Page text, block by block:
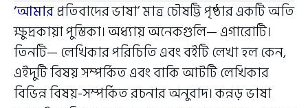
‘আমারপ্রতিবাদের ভাষা’ মাত্র চৌষট্টি পৃষ্ঠার একটি অতি
ক্ষুদ্রকায়া পুস্তিকা। অধ্যায় অনেকগুলি— এগারোটি।
তিনটি— লেখিকার পরিচিতি এবং বইটি লেখা হল কেন,
এইদুটি বিষয় সম্পর্কিত এবং বাকি আটটি লেখিকার
বিভিন্ন বিষয়-সম্পর্কিত রচনার অনুবাদ। কন্নড় ভাষা